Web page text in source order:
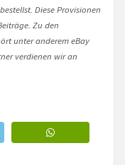
Diese Provisionen
Zu den
unter anderem eBay
verdienen wir an